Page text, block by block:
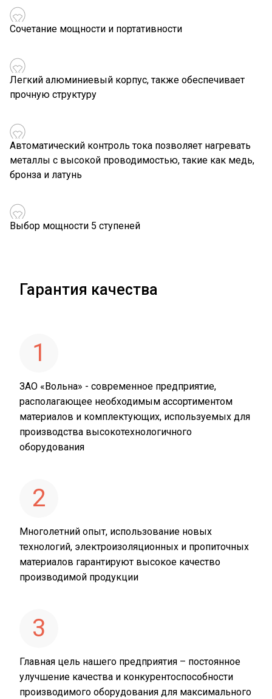
Сочетание мощности и портативности
Легкий алюминиевый корпус, также обеспечивает
прочную структуру
Автоматический контроль тока позволяет нагревать
металлы с высокой проводимостью, такие как медь,
бронза и латунь
Выбор мощности 5 ступеней
Гарантия качества
1
ЗАО «Вольна» - современное предприятие,
располагающее необходимым ассортиментом
материалов и комплектующих, используемых для
производства высокотехнологичного
оборудования
2
Многолетний опыт, использование новых
технологий, электроизоляционных и пропиточных
материалов гарантируют высокое качество
производимой продукции
3
Главная цель нашего предприятия – постоянное
улучшение качества и конкурентоспособности
производимого оборудования для максимального